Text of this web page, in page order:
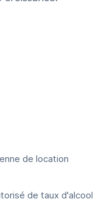
de location
de taux d'alcool